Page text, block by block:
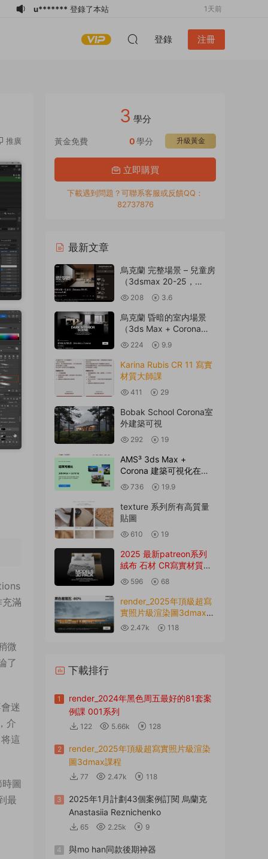
登錄 注冊
u******* 登錄了本站 1天前
登錄了本站 5天前
7天前
個案例訂閱 烏蘭克 Anastasiia
Reznichenko
2025年1月計劃43
個案例訂閱 烏蘭克 Anastasiia
推廣
滿
微
了
迷
介
這
圖
最
3 學分
黃金免費 升級黃金
0學分
立即購買
下載遇到問題？可聯系客服或反饋QQ：
82737876
最新文章
烏克蘭 完整場景 – 兒童房
（3dsmax 20-25，
Corona 8-12）
208 3.6
烏克蘭 昏暗的室内場景
（3ds Max + Corona
12）224 9.9
Karina Rubis CR 11 寫實
材質大師課
411 29
Bobak School Corona室
外建築可視
292 19
AMS³ 3ds Max +
Corona 建築可視化在線
課程736 19.9
texture 系列所有高質量
貼圖
610 19
2025 最新patreon系列
絨布 石材 CR寫實材質預
設 596 68
render_2025年頂級超寫
實照片級渲染圖3dmax課
程 2.47k 118
下載排行
1
render_2024年黑色周五最好的81套案
例課 001系列
122 5.66k 128
2
render_2025年頂級超寫實照片級渲染
圖3dmax課程
77 2.47k 118
3
2025年1月計劃43個案例訂閱 烏蘭克
Anastasiia Reznichenko
65 2.25k 9
4 與mo han同款後期神器